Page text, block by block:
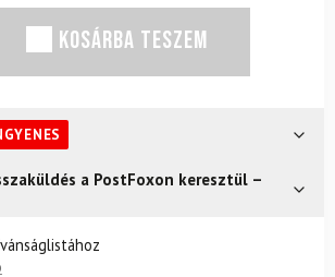
KOSÁRBA TESZEM
a PostFoxon keresztül –
Semmi gond – a terméket
14 napon belül, indoklás nélkül.